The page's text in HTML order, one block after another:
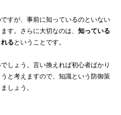
すが、事前に知っているのといない
す。さらに大切なのは、 知っている
る ということです。
しょう。言い換えれば初心者ばかり
と考えますので、知識という防御策
しょう。